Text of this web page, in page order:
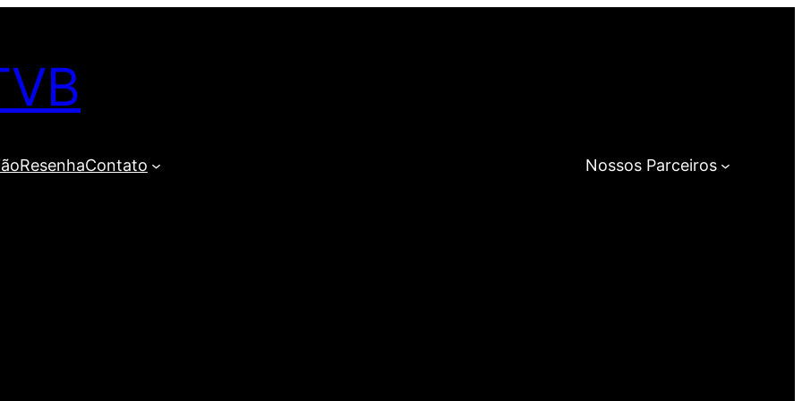
ResenhaContato Nossos Parceiros